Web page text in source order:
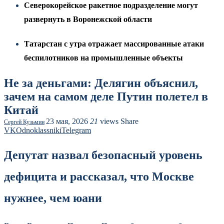
Северокорейское ракетное подразделение могут
развернуть в Воронежской области
Татарстан с утра отражает массированные атаки
беспилотников на промышленные объекты
Не за деньгами: Делягин объяснил,
зачем на самом деле Путин полетел в
Китай
Сергей Кузьмин 23 мая, 2026 21 views Share
VKOdnoklassnikiTelegram
Депутат назвал безопасный уровень
дефицита и рассказал, что Москве
нужнее, чем юани